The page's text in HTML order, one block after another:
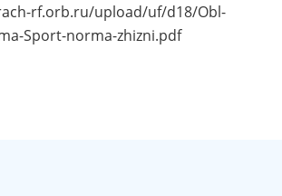
rf.orb.ru/upload/uf/d18/Obl-
Sport-norma-zhizni.pdf